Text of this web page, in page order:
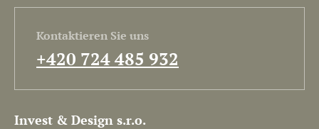
Kontaktieren Sie uns
+420 724 485 932
Invest & Design s.r.o.